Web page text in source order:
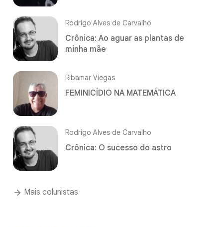
Rodrigo Alves de Carvalho
Crônica: Ao aguar as plantas de
minha mãe
Ribamar Viegas
FEMINICÍDIO NA MATEMÁTICA
Rodrigo Alves de Carvalho
Crônica: O sucesso do astro
Mais colunistas